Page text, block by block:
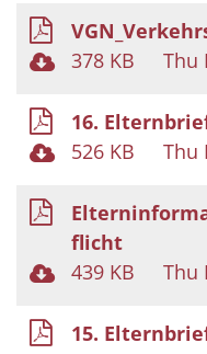
378 KB
Thu
16.
526 KB
Thu
flicht
439 KB
Thu
15.